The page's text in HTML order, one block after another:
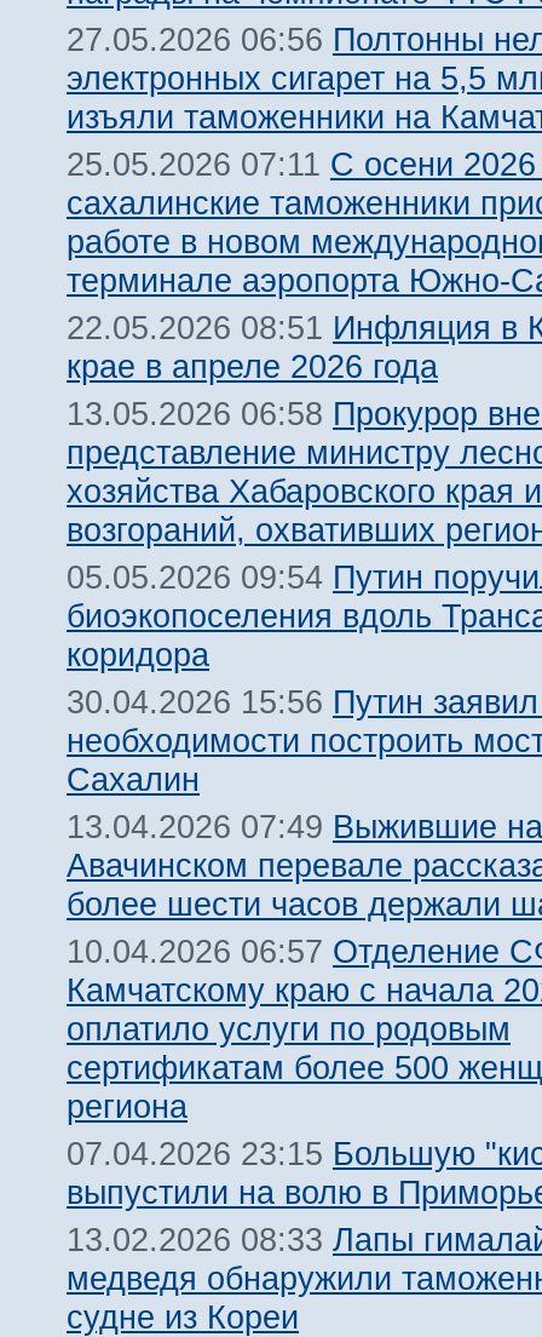
27.05.2026 06:56 Полтонны
электронных сигарет на 5,5
изъяли таможенники на
25.05.2026 07:11 С осени 2026
сахалинские таможенники
работе в новом
терминале аэропорта Южно-
22.05.2026 08:51 Инфляция в
крае в апреле 2026 года
13.05.2026 06:58 Прокурор
представление министру
хозяйства Хабаровского края
возгораний, охвативших
05.05.2026 09:54 Путин
биоэкопоселения вдоль
коридора
30.04.2026 15:56 Путин
необходимости построить
Сахалин
13.04.2026 07:49 Выжившие на
Авачинском перевале
более шести часов держали
10.04.2026 06:57 Отделение
Камчатскому краю с начала
оплатило услуги по родовым
сертификатам более 500
региона
07.04.2026 23:15 Большую
выпустили на волю в
13.02.2026 08:33 Лапы
медведя обнаружили
судне из Кореи